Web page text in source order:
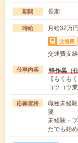
期間 長期
時給 月給32万
交通費
交通費支給
仕事内容 軽作業（
【もくも
コツコツ
応募資格
職種未経
要
未経験・
たでも始